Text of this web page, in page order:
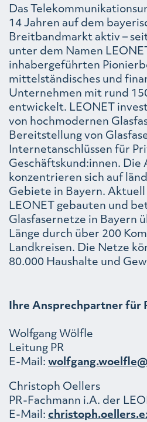
Das
14 Jahren auf dem
Breitbandmarkt aktiv –
unter dem Namen
inhabergeführten
mittelständisches und
Unternehmen mit rund
entwickelt. LEONET
von hochmodernen
Bereitstellung von
Internetanschlüssen für
Geschäftskund:innen.
konzentrieren sich auf
Gebiete in Bayern.
LEONET gebauten und
Glasfasernetze in Bayern
Länge durch über 200
Landkreisen. Die Netze
80.000 Haushalte und
Ihre Ansprechpartner für
Wolfgang Wölfle
Leitung PR
E-Mail:
Christoph Oellers
PR-Fachmann i.A. der
E-Mail: